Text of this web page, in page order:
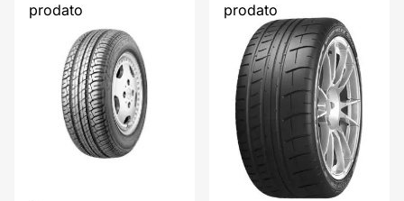
prodato prodato